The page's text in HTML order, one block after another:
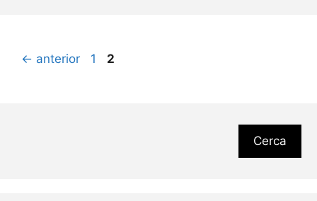
← anterior Pàgina
1 Pàgina
2
Cerca